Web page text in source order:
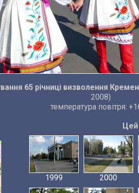
65 річниці визволення
2008)
температура повітря:
Цей
1999 2000